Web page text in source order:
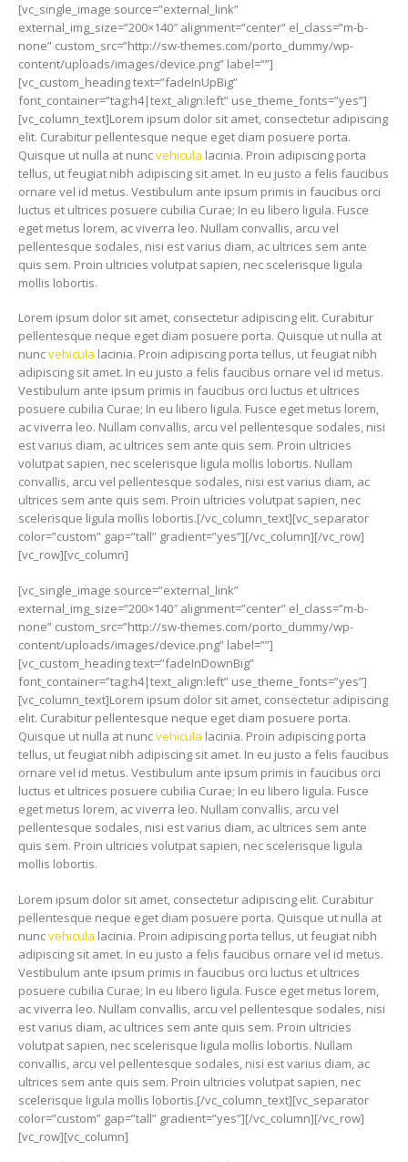
[vc_single_image source=”external_link”
external_img_size=”200×140″ alignment=”center” el_class=”m-b-
none” custom_src=”http://sw-themes.com/porto_dummy/wp-
content/uploads/images/device.png” label=””]
[vc_custom_heading text=”fadeInUpBig”
font_container=”tag:h4|text_align:left” use_theme_fonts=”yes”]
[vc_column_text]Lorem ipsum dolor sit amet, consectetur adipiscing
elit. Curabitur pellentesque neque eget diam posuere porta.
Quisque ut nulla at nuncvehicula lacinia. Proin adipiscing porta
tellus, ut feugiat nibh adipiscing sit amet. In eu justo a felis faucibus
ornare vel id metus. Vestibulum ante ipsum primis in faucibus orci
luctus et ultrices posuere cubilia Curae; In eu libero ligula. Fusce
eget metus lorem, ac viverra leo. Nullam convallis, arcu vel
pellentesque sodales, nisi est varius diam, ac ultrices sem ante
quis sem. Proin ultricies volutpat sapien, nec scelerisque ligula
mollis lobortis.
Lorem ipsum dolor sit amet, consectetur adipiscing elit. Curabitur
pellentesque neque eget diam posuere porta. Quisque ut nulla at
nuncvehicula lacinia. Proin adipiscing porta tellus, ut feugiat nibh
adipiscing sit amet. In eu justo a felis faucibus ornare vel id metus.
Vestibulum ante ipsum primis in faucibus orci luctus et ultrices
posuere cubilia Curae; In eu libero ligula. Fusce eget metus lorem,
ac viverra leo. Nullam convallis, arcu vel pellentesque sodales, nisi
est varius diam, ac ultrices sem ante quis sem. Proin ultricies
volutpat sapien, nec scelerisque ligula mollis lobortis. Nullam
convallis, arcu vel pellentesque sodales, nisi est varius diam, ac
ultrices sem ante quis sem. Proin ultricies volutpat sapien, nec
scelerisque ligula mollis lobortis.[/vc_column_text][vc_separator
color=”custom” gap=”tall” gradient=”yes”][/vc_column][/vc_row]
[vc_row][vc_column]
[vc_single_image source=”external_link”
external_img_size=”200×140″ alignment=”center” el_class=”m-b-
none” custom_src=”http://sw-themes.com/porto_dummy/wp-
content/uploads/images/device.png” label=””]
[vc_custom_heading text=”fadeInDownBig”
font_container=”tag:h4|text_align:left” use_theme_fonts=”yes”]
[vc_column_text]Lorem ipsum dolor sit amet, consectetur adipiscing
elit. Curabitur pellentesque neque eget diam posuere porta.
Quisque ut nulla at nuncvehicula lacinia. Proin adipiscing porta
tellus, ut feugiat nibh adipiscing sit amet. In eu justo a felis faucibus
ornare vel id metus. Vestibulum ante ipsum primis in faucibus orci
luctus et ultrices posuere cubilia Curae; In eu libero ligula. Fusce
eget metus lorem, ac viverra leo. Nullam convallis, arcu vel
pellentesque sodales, nisi est varius diam, ac ultrices sem ante
quis sem. Proin ultricies volutpat sapien, nec scelerisque ligula
mollis lobortis.
Lorem ipsum dolor sit amet, consectetur adipiscing elit. Curabitur
pellentesque neque eget diam posuere porta. Quisque ut nulla at
nuncvehicula lacinia. Proin adipiscing porta tellus, ut feugiat nibh
adipiscing sit amet. In eu justo a felis faucibus ornare vel id metus.
Vestibulum ante ipsum primis in faucibus orci luctus et ultrices
posuere cubilia Curae; In eu libero ligula. Fusce eget metus lorem,
ac viverra leo. Nullam convallis, arcu vel pellentesque sodales, nisi
est varius diam, ac ultrices sem ante quis sem. Proin ultricies
volutpat sapien, nec scelerisque ligula mollis lobortis. Nullam
convallis, arcu vel pellentesque sodales, nisi est varius diam, ac
ultrices sem ante quis sem. Proin ultricies volutpat sapien, nec
scelerisque ligula mollis lobortis.[/vc_column_text][vc_separator
color=”custom” gap=”tall” gradient=”yes”][/vc_column][/vc_row]
[vc_row][vc_column]